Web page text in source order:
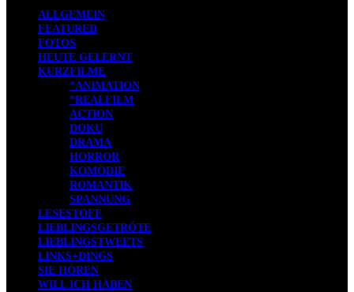
ALLGEMEIN
FEATURED
FOTOS
HEUTE GELERNT
KURZFILME
*ANIMATION
*REALFILM
ACTION
DOKU
DRAMA
HORROR
KOMÖDIE
ROMANTIK
SPANNUNG
LESESTOFF
LIEBLINGSGETRÖTE
LIEBLINGSTWEETS
LINKS+DINGS
SIE HÖREN
WILL ICH HABEN